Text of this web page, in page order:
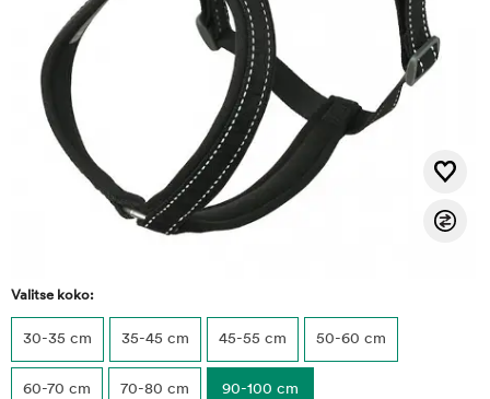
Valitse koko:
30-35 cm 35-45 cm 45-55 cm 50-60 cm
60-70 cm 70-80 cm 90-100 cm